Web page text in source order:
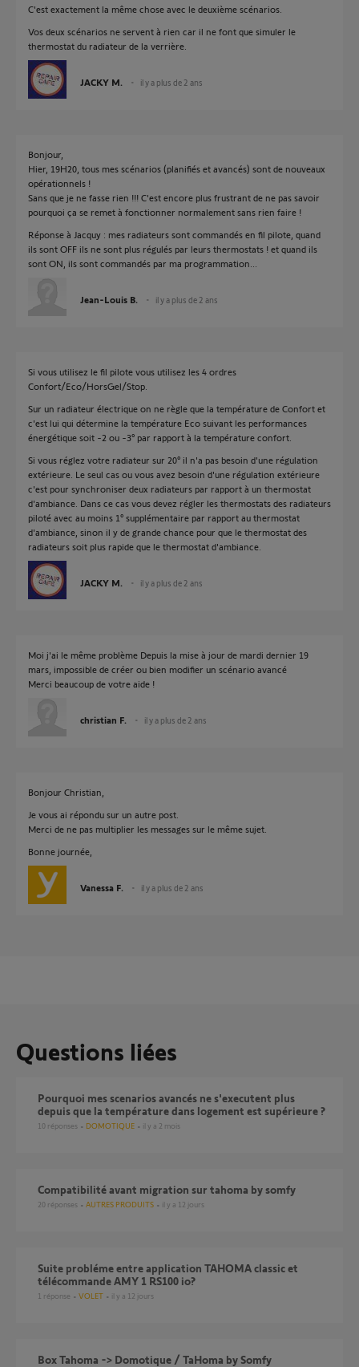
C'est exactement la même chose avec le deuxième scénarios.
Vos deux scénarios ne servent à rien car il ne font que simuler le
thermostat du radiateur de la verrière.
JACKY M. il y a plus de 2 ans
Bonjour,
Hier, 19H20, tous mes scénarios (planifiés et avancés) sont de nouveaux
opérationnels !
Sans que je ne fasse rien !!! C'est encore plus frustrant de ne pas savoir
pourquoi ça se remet à fonctionner normalement sans rien faire !
Réponse à Jacquy : mes radiateurs sont commandés en fil pilote, quand
ils sont OFF ils ne sont plus régulés par leurs thermostats ! et quand ils
sont ON, ils sont commandés par ma programmation...
Jean-Louis B. il y a plus de 2 ans
Si vous utilisez le fil pilote vous utilisez les 4 ordres
Confort/Eco/HorsGel/Stop.
Sur un radiateur électrique on ne règle que la température de Confort et
c'est lui qui détermine la température Eco suivant les performances
énergétique soit -2 ou -3° par rapport à la température confort.
Si vous réglez votre radiateur sur 20° il n'a pas besoin d'une régulation
extérieure. Le seul cas ou vous avez besoin d'une régulation extérieure
c'est pour synchroniser deux radiateurs par rapport à un thermostat
d'ambiance. Dans ce cas vous devez régler les thermostats des radiateurs
piloté avec au moins 1° supplémentaire par rapport au thermostat
d'ambiance, sinon il y de grande chance pour que le thermostat des
radiateurs soit plus rapide que le thermostat d'ambiance.
JACKY M. il y a plus de 2 ans
Moi j'ai le même problème Depuis la mise à jour de mardi dernier 19
mars, impossible de créer ou bien modifier un scénario avancé
Merci beaucoup de votre aide !
christian F. il y a plus de 2 ans
Bonjour Christian,
Je vous ai répondu sur un autre post.
Merci de ne pas multiplier les messages sur le même sujet.
Bonne journée,
Vanessa F. il y a plus de 2 ans
Questions liées
Pourquoi mes scenarios avancés ne s'executent plus
depuis que la température dans logement est supérieure ?
10 réponses DOMOTIQUE il y a 2 mois
compatibilité avant migration sur tahoma by somfy
20 réponses AUTRES PRODUITS il y a 12 jours
Suite probléme entre application TAHOMA classic et
télécommande AMY 1 RS100 io?
1 réponse VOLET il y a 12 jours
Box Tahoma -> Domotique / TaHoma by Somfy